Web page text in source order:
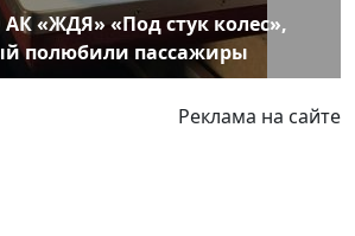
«ЖДЯ» «Под стук колес»,
полюбили пассажиры
Реклама на сайте